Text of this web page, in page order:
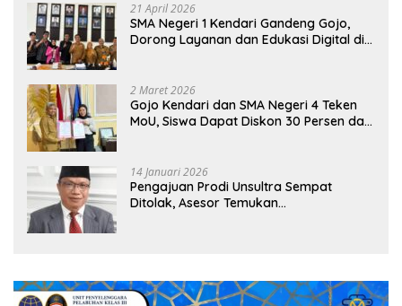
21 April 2026
SMA Negeri 1 Kendari Gandeng Gojo,
Dorong Layanan dan Edukasi Digital di
2 Maret 2026
Gojo Kendari dan SMA Negeri 4 Teken
MoU, Siswa Dapat Diskon 30 Persen dan
14 Januari 2026
Pengajuan Prodi Unsultra Sempat
Ditolak, Asesor Temukan